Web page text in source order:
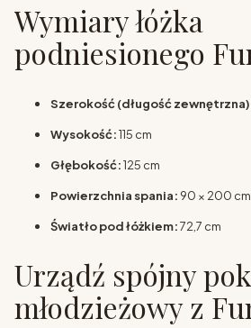
Wymiary łóżka
podniesionego
Szerokość (długość
Wysokość:115 cm
Głębokość:125 cm
Powierzchnia spania: 90 × 200 cm
Światło pod łóżkiem:72,7 cm
Urządź spójny
młodzieżowy z